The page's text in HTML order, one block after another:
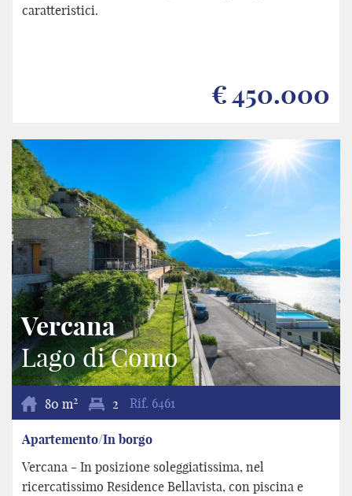
caratteristici.
€ 450.000
Vercana
Lago di Como
80 m2 2 Rif. 6461
Apartemento/In borgo
Vercana - In posizione soleggiatissima, nel
ricercatissimo Residence Bellavista, con piscina e